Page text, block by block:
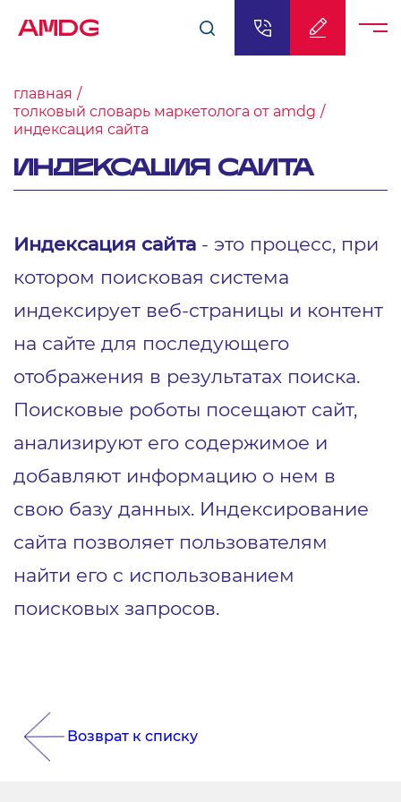
AMDG
главная
толковый словарь маркетолога от amdg
индексация сайта
ИНДЕКСАЦИЯ САЙТА
Индексация сайта - это процесс, при
котором поисковая система
индексирует веб-страницы и контент
на сайте для последующего
отображения в результатах поиска.
Поисковые роботы посещают сайт,
анализируют его содержимое и
добавляют информацию о нем в
свою базу данных. Индексирование
сайта позволяет пользователям
найти его с использованием
поисковых запросов.
Возврат к списку